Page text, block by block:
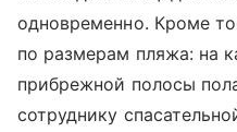
одновременно. Кроме
по размерам пляжа: на
прибрежной полосы
сотруднику